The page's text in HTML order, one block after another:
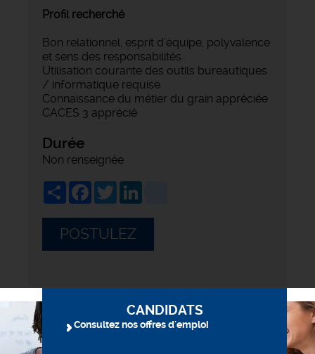
Profil recherché
Bon relationnel, esprit d’équipe, polyvalence
et sens des responsabilités
Utilisation courante des outils bureautiques
/ informatique requise
Connaissance du métier du grain appréciée
CACES 3 apprécié
Durée
Non renseignée
ShareFacebook
Twitter
POSTULEZ
CANDIDATS
Consultez nos offres d'emploi